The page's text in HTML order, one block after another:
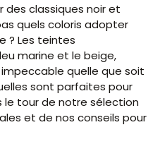
des classiques noir et
quels coloris adopter
? Les teintes
marine et le beige,
quelle que soit
sont parfaites pour
le tour de notre sélection
et de nos conseils pour